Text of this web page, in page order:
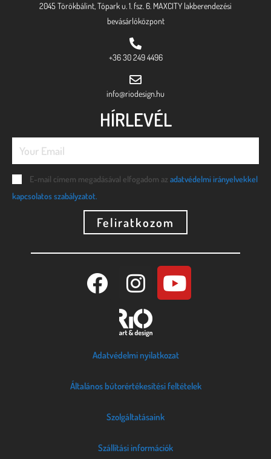
2045 Törökbálint, Tópark u. 1. fsz. 6. MAXCITY lakberendezési
bevásárlóközpont
+36 30 249 4496
info@riodesign.hu
HÍRLEVÉL
E-mail címem megadásával elfogadom az adatvédelmi irányelvekkel
kapcsolatos szabályzatot.
Feliratkozom
Adatvédelmi nyilatkozat
Általános bútorértékesítési feltételek
Szolgáltatásaink
Szállítási információk